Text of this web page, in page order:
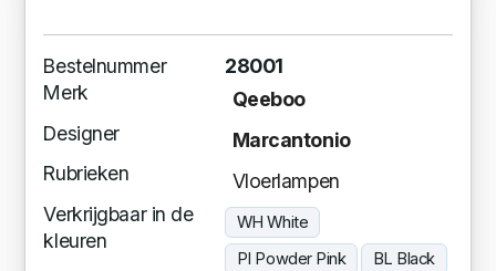
Bestelnummer
28001
Merk
Qeeboo
Designer
Marcantonio
Rubrieken
Vloerlampen
Verkrijgbaar in de
kleuren
WH White
PI Powder Pink
BL Black